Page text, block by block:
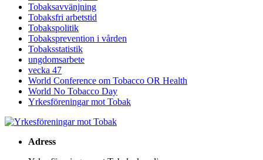
Tobaksavvänjning
Tobaksfri arbetstid
Tobakspolitik
Tobaksprevention i vården
Tobaksstatistik
ungdomsarbete
vecka 47
World Conference om Tobacco OR Health
World No Tobacco Day
Yrkesföreningar mot Tobak
Adress